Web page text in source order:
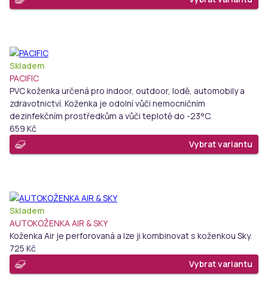
Skladem
PACIFIC
PVC koženka určená pro indoor, outdoor, lodě, automobily a
zdravotnictví. Koženka je odolní vůči nemocničním
dezinfekčním prostředkům a vůči teplotě do -23°C.
659 Kč
Vybrat variantu
Skladem
AUTOKOŽENKA AIR & SKY
Koženka Air je perforovaná a lze ji kombinovat s koženkou Sky.
725 Kč
Vybrat variantu